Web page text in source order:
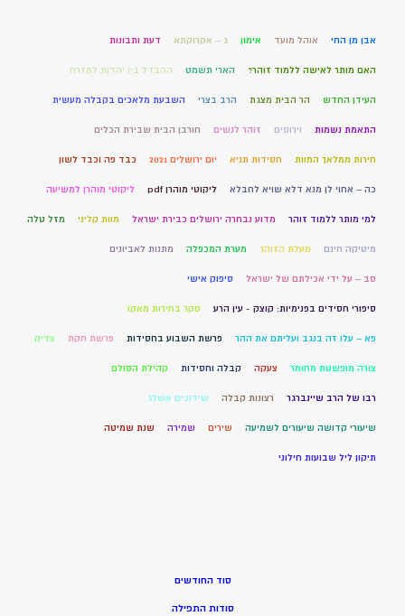
אבן מן החי אוהל מועד אימון ג – אקרוקתא דעת ותבונות
האם מותר לאישה ללמוד זוהר? הארי תשמט ההבדל בין יהדות למזרח
העידן החדש הר הבית מצגת הרב בצרי השבעת מלאכים בקבלה מעשית
התאמת נשמות וירוסים זוהר לנשים חורבן הבית שבירת הכלים
חירות ממלאך המוות חסידות תניא יום ירושלים 2021 כבד פה וכבד לשון
כה – אחוי לן מנא דלא שויא לחבלא ליקוטי מוהרן pdf ליקוטי מוהרן למשיעה
למי מותר ללמוד זוהר מדוע נבחרה ירושלים כבירת ישראל מוות קליני מזל טלה
מיטיקה חינם מעלת הזוהר מערת המכפלה מתנות לאביונים
סב – על ידי אכילתם של ישראל סיפוק אישי
סיפורי חסידים בפנימיות: קוצק - עין הרע סקר בחירות מאקו
פא – עלו זה בנגב ועליתם את ההר פרשת השבוע בחסידות פרשת חקת צדיק
צורה מופשטת מחומר צעקה קבלה וחסידות קהילת הסולם
רבו של הרב שיינברגר רצונות קבלה שידוכים אשלג
שיעורי קדושה שיעורים לשמיעה שירים שמירה שנת שמיטה
תיקון ליל שבועות חילוני
סוד החודשים
סודות התפילה